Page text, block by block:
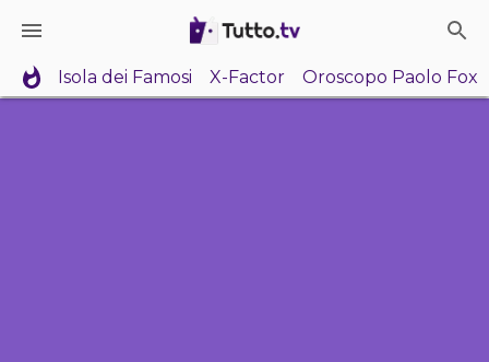
Isola dei Famosi X-Factor Oroscopo Paolo Fox